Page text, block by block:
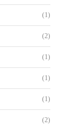
(1)
(2)
(1)
(1)
(1)
(2)